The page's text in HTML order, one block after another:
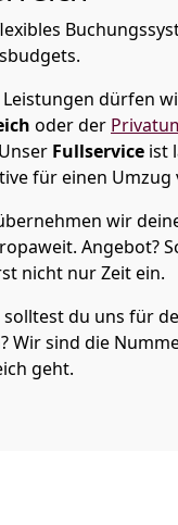
Leistungen dürfen
oder der
Fullservice ist
für einen Umzug
wir
Angebot?
nicht nur Zeit ein.
du uns für
Wir sind die
geht.